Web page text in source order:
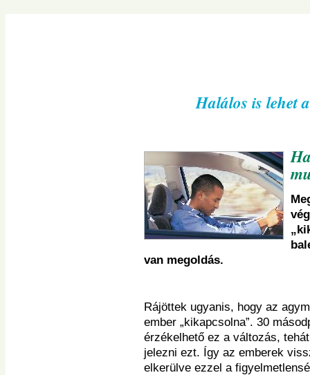
Halálos is lehet
van megoldás.
Rájöttek ugyanis, hogy az
ember „kikapcsolna”. 30
érzékelhető ez a változás,
jelezni ezt. Így az emberek
elkerülve ezzel a